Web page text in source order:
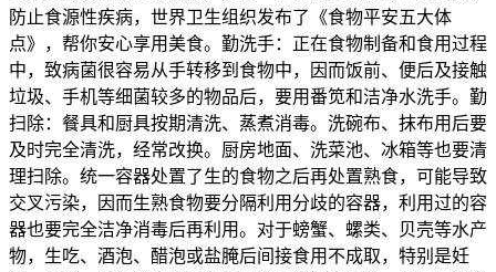
防止食源性疾病，世界卫生组织发布了《食物平安五大体
点》，帮你安心享用美食。勤洗手：正在食物制备和食用过程
中，致病菌很容易从手转移到食物中，因而饭前、便后及接触
垃圾、手机等细菌较多的物品后，要用番笕和洁净水洗手。勤
扫除：餐具和厨具按期清洗、蒸煮消毒。洗碗布、抹布用后要
及时完全清洗，经常改换。厨房地面、洗菜池、冰箱等也要清
理扫除。统一容器处置了生的食物之后再处置熟食，可能导致
交叉污染，因而生熟食物要分隔利用分歧的容器，利用过的容
器也要完全洁净消毒后再利用。对于螃蟹、螺类、贝壳等水产
物，生吃、酒泡、醋泡或盐腌后间接食用不成取，特别是妊